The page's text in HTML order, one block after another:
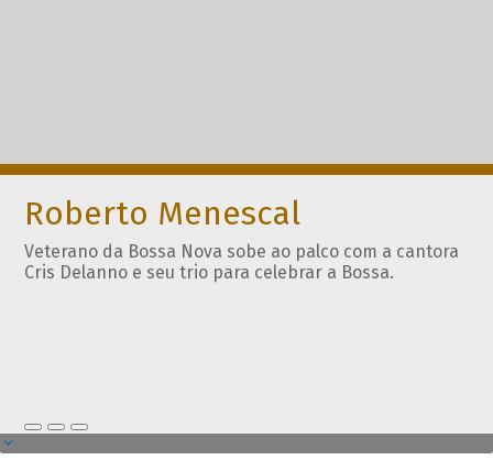
Roberto Menescal
Veterano da Bossa Nova sobe ao palco com a cantora
Cris Delanno e seu trio para celebrar a Bossa.